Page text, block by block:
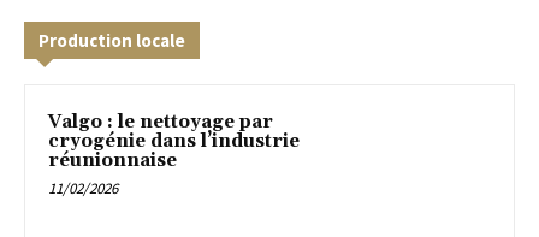
Production locale
Valgo : le nettoyage par
cryogénie dans l’industrie
réunionnaise
11/02/2026